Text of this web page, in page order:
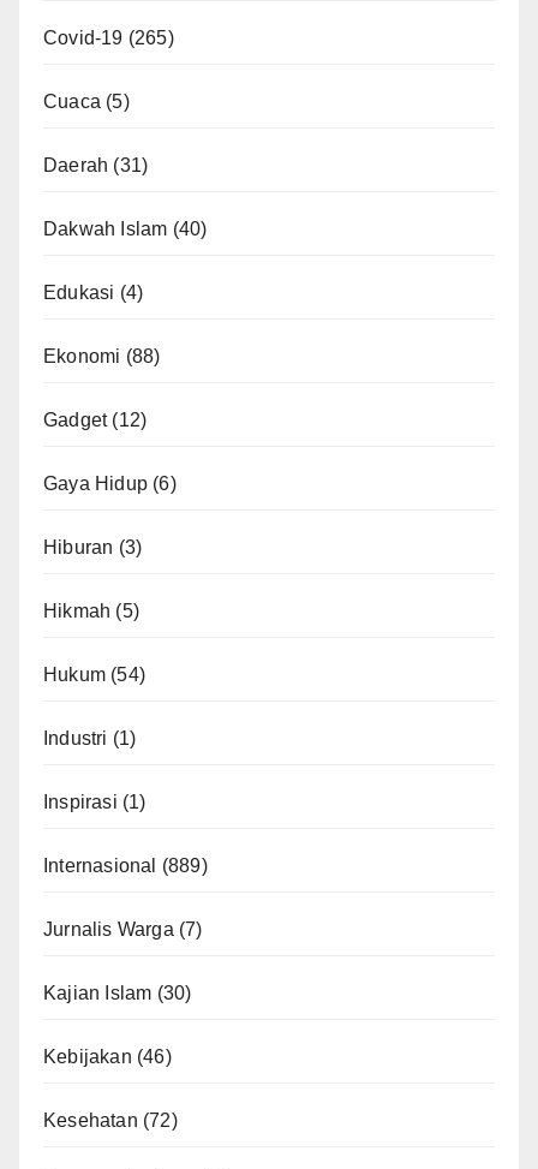
Covid-19 (265)
Cuaca (5)
Daerah (31)
Dakwah Islam (40)
Edukasi (4)
Ekonomi (88)
Gadget(12)
Gaya Hidup (6)
Hiburan (3)
Hikmah (5)
Hukum (54)
Industri (1)
Inspirasi (1)
Internasional (889)
Jurnalis Warga (7)
Kajian Islam (30)
Kebijakan (46)
Kesehatan (72)